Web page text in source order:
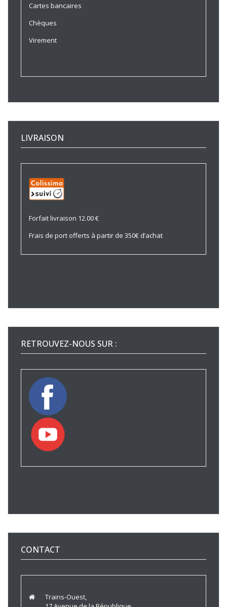
Cartes bancaires
Chèques
Virement
LIVRAISON
Forfait livraison 12.00 €
Frais de port offerts à partir de 350€ d’achat
RETROUVEZ-NOUS SUR :
CONTACT
Trains-Ouest,